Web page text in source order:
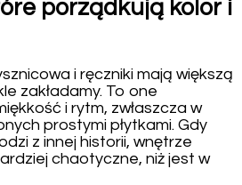
porządkują kolor i
i ręczniki mają większą
zakładamy. To one
i rytm, zwłaszcza w
prostymi płytkami. Gdy
z innej historii, wnętrze
chaotyczne, niż jest w